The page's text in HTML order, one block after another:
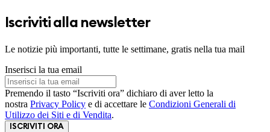
Iscriviti alla newsletter
Le notizie più importanti, tutte le settimane, gratis nella tua mail
Inserisci la tua email
Premendo il tasto “Iscriviti ora” dichiaro di aver letto la
nostra Privacy Policy e di accettare le Condizioni Generali di
Utilizzo dei Siti e di Vendita.
ISCRIVITI ORA